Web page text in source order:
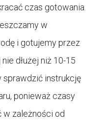
czas gotowania.
w
i gotujemy przez
dłużej niż 10-15
sprawdzić instrukcję
ponieważ czasy
w zależności od